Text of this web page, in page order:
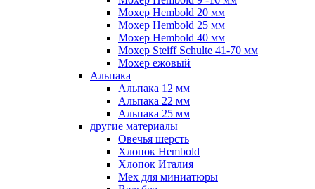
Мохер Hembold 20 мм
Мохер Hembold 25 мм
Мохер Hembold 40 мм
Мохер Steiff Schulte 41-70 мм
Мохер ежовый
Альпака
Альпака 12 мм
Альпака 22 мм
Альпака 25 мм
другие материалы
Овечья шерсть
Хлопок Hembold
Хлопок Италия
Мех для миниатюры